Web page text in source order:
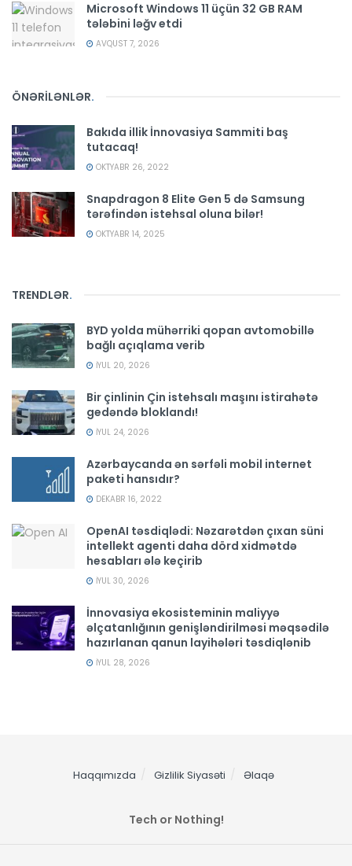
Microsoft Windows 11 üçün 32 GB RAM
tələbini ləğv etdi
AVQUST 7, 2026
ÖNƏRİLƏNLƏR.
Bakıda illik İnnovasiya Sammiti baş
tutacaq!
OKTYABR 26, 2022
Snapdragon 8 Elite Gen 5 də Samsung
tərəfindən istehsal oluna bilər!
OKTYABR 14, 2025
TRENDLƏR.
BYD yolda mühərriki qopan avtomobillə
bağlı açıqlama verib
İYUL 20, 2026
Bir çinlinin Çin istehsalı maşını istirahətə
gedəndə bloklandı!
İYUL 24, 2026
Azərbaycanda ən sərfəli mobil internet
paketi hansıdır?
DEKABR 16, 2022
OpenAI təsdiqlədi: Nəzarətdən çıxan süni
intellekt agenti daha dörd xidmətdə
hesabları ələ keçirib
İYUL 30, 2026
İnnovasiya ekosisteminin maliyyə
əlçatanlığının genişləndirilməsi məqsədilə
hazırlanan qanun layihələri təsdiqlənib
İYUL 28, 2026
Haqqımızda Gizlilik Siyasəti Əlaqə
Tech or Nothing!